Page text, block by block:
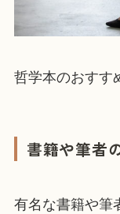
哲学本のおすす
書籍や筆者
有名な書籍や筆